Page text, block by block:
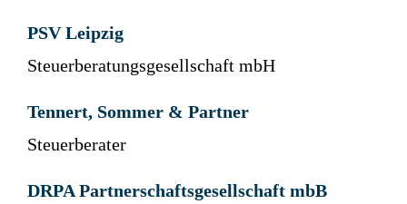
PSV Leipzig
Steuerberatungsgesellschaft mbH
Tennert, Sommer & Partner
Steuerberater
DRPA Partnerschaftsgesellschaft mbB